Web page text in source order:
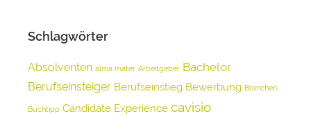
Schlagwörter
Absolventen alma mater Arbeitgeber Bachelor
Berufseinsteiger Berufseinstieg Bewerbung Branchen
Buchtipp Candidate Experience cavisio